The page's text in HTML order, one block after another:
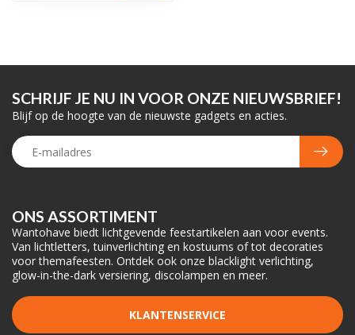
ONS ASSORTIMENT
Wantohave biedt lichtgevende feestartikelen aan voor events.
Van lichtletters, tuinverlichting en kostuums of tot decoraties
voor themafeesten. Ontdek ook onze blacklight verlichting,
glow-in-the-dark versiering, discolampen en meer.
KLANTENSERVICE
SCHRIJF JE NU IN VOOR ONZE NIEUWSBRIEF!
Blijf op de hoogte van de nieuwste gadgets en acties.